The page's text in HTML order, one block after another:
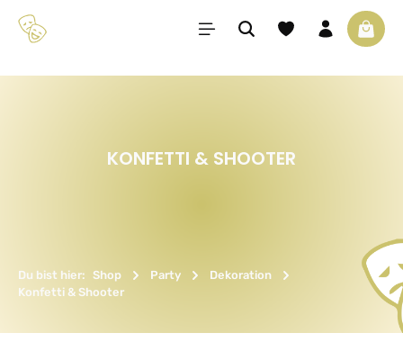
Zum Hauptinhalt springen Du hast 0 Produkte
KONFETTI & SHOOTER
Du bist hier: Shop Party
Dekoration
Konfetti & Shooter